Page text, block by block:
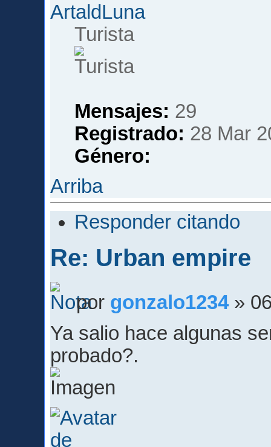
ArtaldLuna
Turista
Mensajes: 29
Registrado: 28 Mar
Género:
Arriba
Responder citando
Re: Urban empire
por gonzalo1234»
Ya salio hace algunas
probado?.